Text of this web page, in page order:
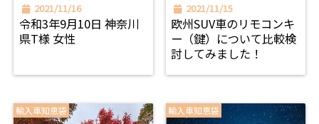
2021/11/16
令和3年9月10日 神奈川
県T様 女性
2021/11/15
欧州SUV車のリモコンキ
ー（鍵）について比較検
討してみました！
輸入車知恵袋 輸入車知恵袋